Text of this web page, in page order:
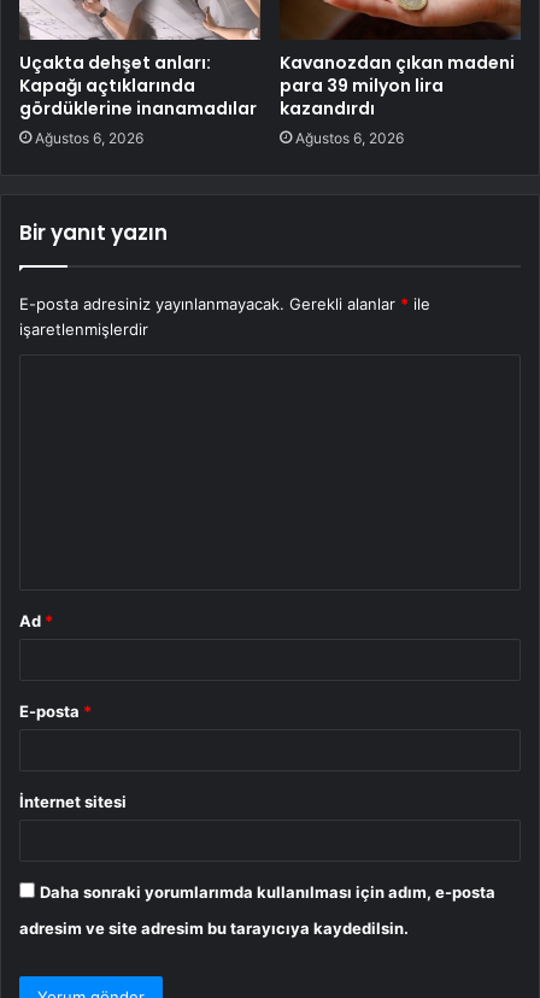
Uçakta dehşet anları:
Kapağı açtıklarında
gördüklerine inanamadılar
Ağustos 6, 2026
Kavanozdan çıkan madeni
para 39 milyon lira
kazandırdı
Ağustos 6, 2026
Bir yanıt yazın
E-posta adresiniz yayınlanmayacak. Gerekli alanlar * ile
işaretlenmişlerdir
Ad *
E-posta *
İnternet sitesi
Daha sonraki yorumlarımda kullanılması için adım, e-posta
adresim ve site adresim bu tarayıcıya kaydedilsin.